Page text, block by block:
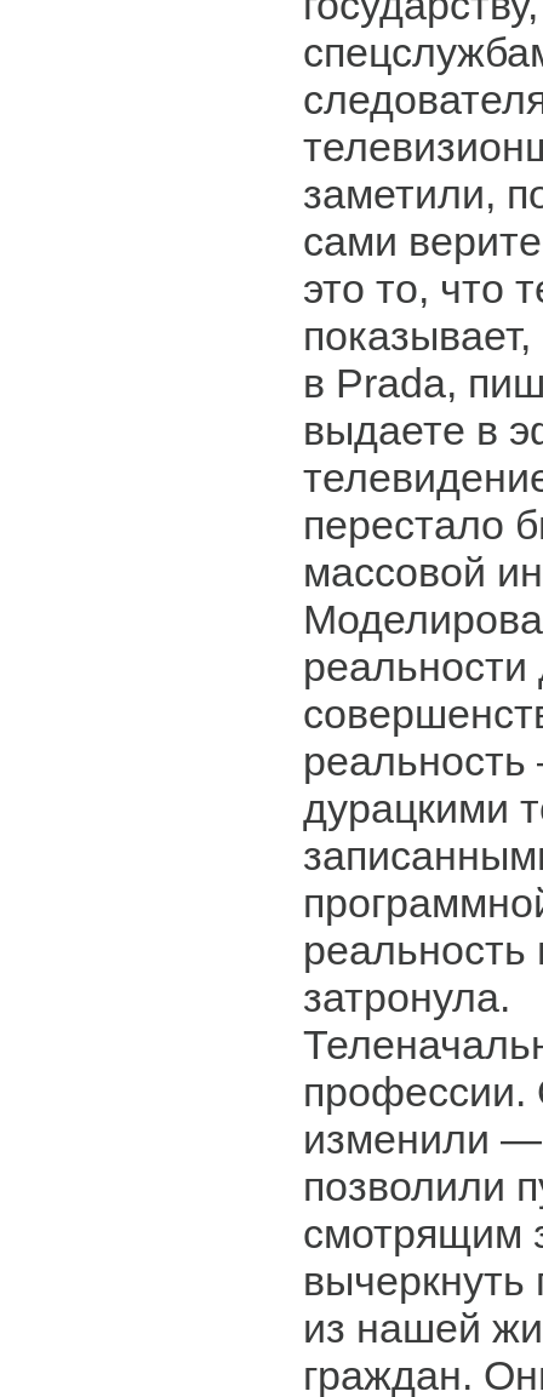
заметили,
сами
это то, что
показывает,
в Prada,
выдаете в
перестало
массовой
реальности
дурацкими
реальность
затронула.
профессии.
изменили —
позволили
смотрящим
из нашей
граждан.